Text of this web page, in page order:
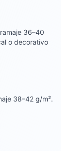
36–40
o decorativo
38–42 g/m².